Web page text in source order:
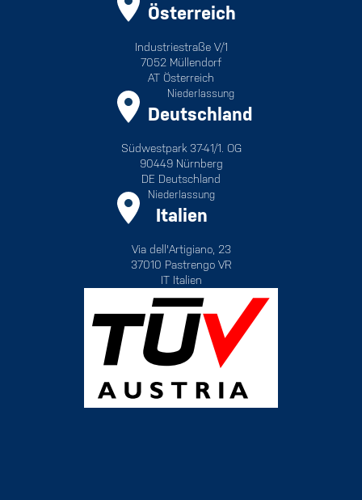
Österreich
Industriestraße V/1
7052 Müllendorf
AT Österreich
Niederlassung
Deutschland
Südwestpark 37-41/1. OG
90449 Nürnberg
DE Deutschland
Niederlassung
Italien
Via dell'Artigiano, 23
37010 Pastrengo VR
IT Italien